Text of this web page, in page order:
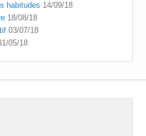
habitudes 14/09/18
18/08/18
03/07/18
05/18